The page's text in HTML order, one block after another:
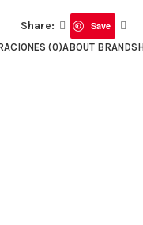
Share:
Save
(0)ABOUT BRAND